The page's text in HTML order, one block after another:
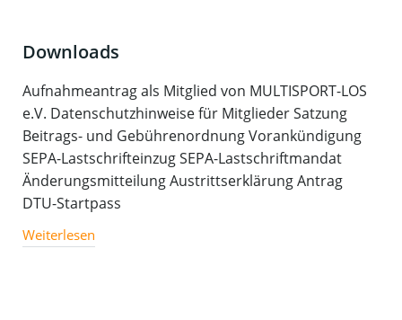
Downloads
Aufnahmeantrag als Mitglied von MULTISPORT-LOS
e.V. Datenschutzhinweise für Mitglieder Satzung
Beitrags- und Gebührenordnung Vorankündigung
SEPA-Lastschrifteinzug SEPA-Lastschriftmandat
Änderungsmitteilung Austrittserklärung Antrag
DTU-Startpass
Weiterlesen